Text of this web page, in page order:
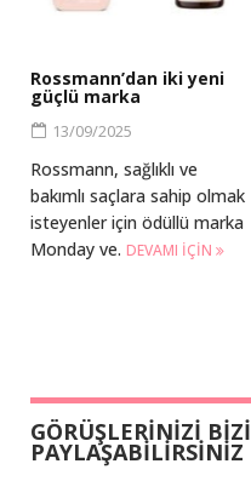
Rossmann’dan iki yeni
güçlü marka
13/09/2025
Rossmann, sağlıklı ve
bakımlı saçlara sahip olmak
isteyenler için ödüllü marka
Monday ve. DEVAMI IÇIN
GÖRÜŞLERİNİZİ
PAYLAŞABİLİRSİNİZ